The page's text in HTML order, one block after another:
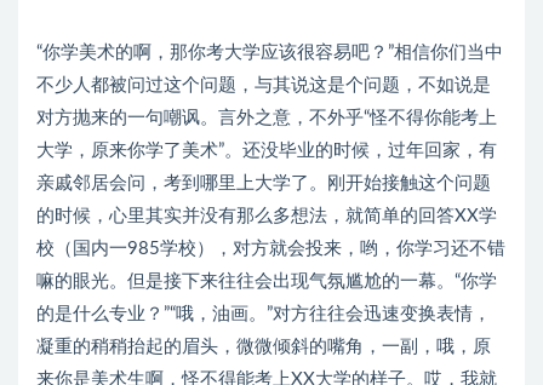
“你学美术的啊，那你考大学应该很容易吧？”相信你们当中
不少人都被问过这个问题，与其说这是个问题，不如说是
对方抛来的一句嘲讽。言外之意，不外乎“怪不得你能考上
大学，原来你学了美术”。还没毕业的时候，过年回家，有
亲戚邻居会问，考到哪里上大学了。刚开始接触这个问题
的时候，心里其实并没有那么多想法，就简单的回答XX学
校（国内一985学校），对方就会投来，哟，你学习还不错
嘛的眼光。但是接下来往往会出现气氛尴尬的一幕。“你学
的是什么专业？”“哦，油画。”对方往往会迅速变换表情，
凝重的稍稍抬起的眉头，微微倾斜的嘴角，一副，哦，原
来你是美术生啊，怪不得能考上XX大学的样子。哎，我就